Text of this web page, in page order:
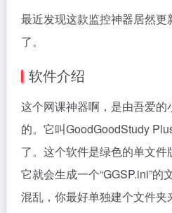
最近发现这款监控神器居然
了。
软件介绍
这个网课神器啊，是由吾爱
的。它叫GoodGoodStudy
了。这个软件是绿色的单文件
它就会生成一个“GGSP.ini”
混乱，你最好单独建个文件夹